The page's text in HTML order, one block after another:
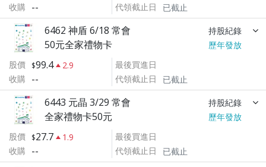
收購 --
代領截止日
已截止
6462 神盾 6/18 常會 持股紀錄
50元全家禮物卡
歷年發放
股價
99.4
2.9
收購 --
最後買進日
代領截止日
已截止
6443 元晶 3/29 常會 持股紀錄
全家禮物卡50元
歷年發放
股價
27.7
1.9
收購 --
最後買進日
代領截止日
已截止